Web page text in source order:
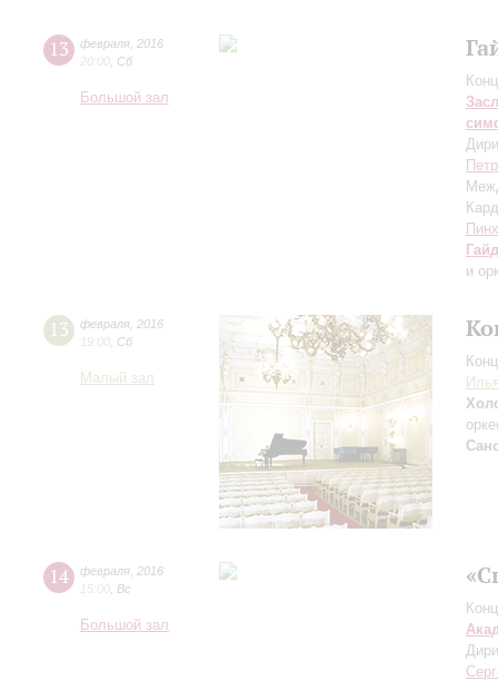
13 февраля 2016
20:00 Сб
Большой зал
и
13 февраля 2016
19:00 Сб
Малый зал
14 февраля 2016
15:00 Вс
Большой зал